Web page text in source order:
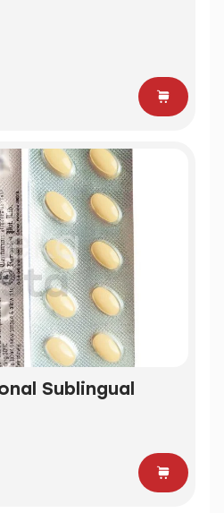
Sublingual